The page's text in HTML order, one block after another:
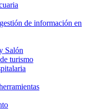
de información en
Salón
turismo